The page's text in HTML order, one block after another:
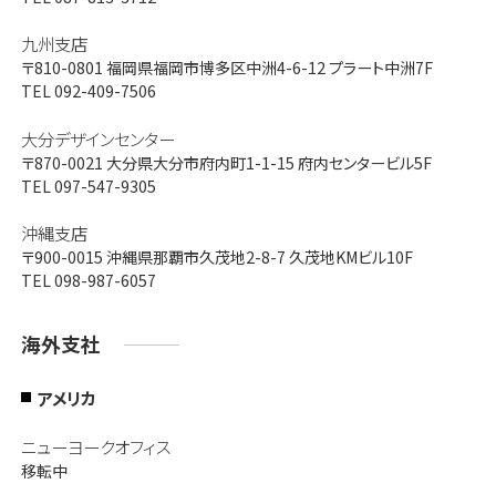
九州支店
〒810-0801 福岡県福岡市博多区中洲4-6-12 プラート中洲7F
TEL 092-409-7506
大分デザインセンター
〒870-0021 大分県大分市府内町1-1-15 府内センタービル5F
TEL 097-547-9305
沖縄支店
〒900-0015 沖縄県那覇市久茂地2-8-7 久茂地KMビル10F
TEL 098-987-6057
海外支社
アメリカ
ニューヨークオフィス
移転中